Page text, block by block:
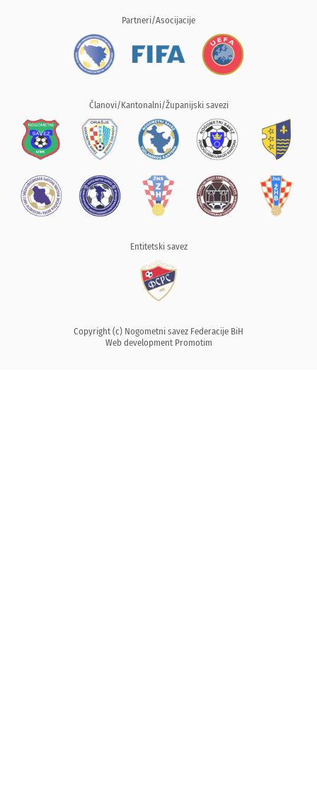
Partneri/Asocijacije
Članovi/Kantonalni/Županijski savezi
Entitetski savez
Copyright (c) Nogometni savez Federacije BiH
Web development Promotim